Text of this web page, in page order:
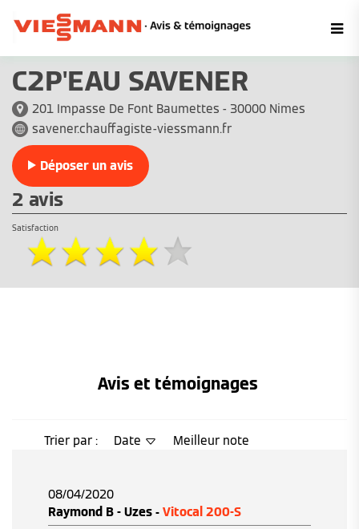
C2P'EAU SAVENER
201 Impasse De Font Baumettes - 30000 Nimes
savener.chauffagiste-viessmann.fr
Déposer un avis
2 avis
Satisfaction
Avis et témoignages
Trier par : Date Meilleur note
08/04/2020
Raymond B - Uzes - Vitocal 200-S